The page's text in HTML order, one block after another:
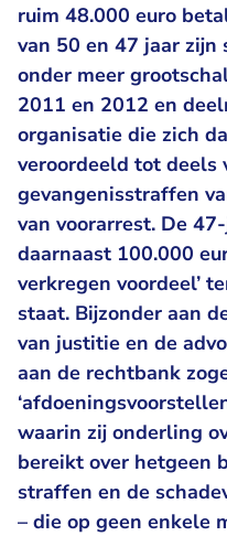
ruim 48.000 euro
van 50 en 47 jaar zijn
onder meer
2011 en 2012 en
organisatie die zich
veroordeeld tot deels
gevangenisstraffen
van voorarrest. De
daarnaast 100.000
verkregen voordeel’
staat. Bijzonder aan
van justitie en de
aan de rechtbank
waarin zij onderling
bereikt over hetgeen
straffen en de
– die op geen enkele